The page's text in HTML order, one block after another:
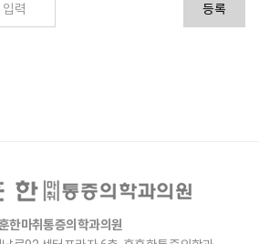
등록
한마취통증의학과의원